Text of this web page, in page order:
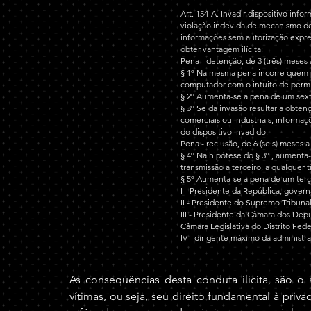
Art. 154-A. Invadir dispositivo
violação indevida de mecanismo
informações sem autorização
obter vantagem ilícita:
Pena - detenção, de 3 (três) meses
§ 1º Na mesma pena incorre
computador com o intuito de
§ 2º Aumenta-se a pena de um
§ 3º Se da invasão resultar a
comerciais ou industriais,
do dispositivo invadido:
Pena - reclusão, de 6 (seis) meses
§ 4º Na hipótese do § 3º ,
transmissão a terceiro, a qualquer
§ 5º Aumenta-se a pena de um
I - Presidente da República,
II - Presidente do Supremo
III - Presidente da Câmara dos
Câmara Legislativa do Distrito
IV - dirigente máximo da
As consequências desta conduta ilícita, são
vítimas, ou seja, seu direito fundamental à